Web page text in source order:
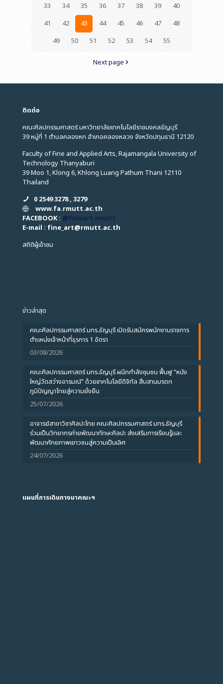
33
34 35 36 37 38 39
40
41
42 43 44 45 46 47
48
49
50 51 52 53 54 55
Next page
ติดต่อ
คณะศิลปกรรมศาสตร์ มหาวิทยาลัยเทคโนโลยีราชมงคลธัญบุรี
39 หมู่ที่ 1 ตำบลคลองหก อำเภอคลองหลวง จังหวัดปทุมธานี 12120
Faculty of Fine and Applied Arts, Rajamangala University of
Technology Thanyaburi
39 Moo 1, Klong 6, Khlong Luang Pathum Thani 12110
Thailand
0 2549 3278 , 3279
www.fa.rmutt.ac.th
FACEBOOK : @Fineart.rmutt
E-mail : fine_art@rmutt.ac.th
สถิติผู้เข้าชม
ข่าวล่าสุด
คณะศิลปกรรมศาสตร์ มทร.ธัญบุรี เปิดรับสมัครพนักงานราชการ
ตำแหน่งเจ้าหน้าที่ธุรการ 1 อัตรา
03/08/2026
คณะศิลปกรรมศาสตร์ มทร.ธัญบุรี ผนึกกำลังชุมชน ฟื้นฟู “หนัง
ใหญ่วัดสว่างอารมณ์” ด้วยเทคโนโลยีดิจิทัล สืบสานมรดก
ภูมิปัญญาไทยสู่ความยั่งยืน
25/07/2026
อาจารย์สาขาวิชาศิลปะไทย คณะศิลปกรรมศาสตร์ มทร.ธัญบุรี
ร่วมเป็นวิทยากรค่ายพัฒนาทักษะศิลปะ ส่งเสริมการเรียนรู้และ
พัฒนาศักยภาพเยาวชนสู่ความเป็นเลิศ
24/07/2026
แผนที่การเดินทางมาคณะฯ